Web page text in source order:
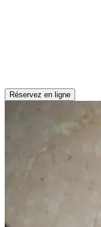
Réservez en ligne